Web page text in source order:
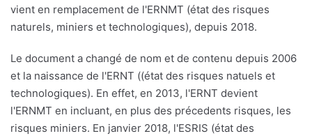
vient en remplacement de l'ERNMT (état des risques
naturels, miniers et technologiques), depuis 2018.
Le document a changé de nom et de contenu depuis 2006
et la naissance de l'ERNT ((état des risques natuels et
technologiques). En effet, en 2013, l'ERNT devient
l'ERNMT en incluant, en plus des précedents risques, les
risques miniers. En janvier 2018, l'ESRIS (état des